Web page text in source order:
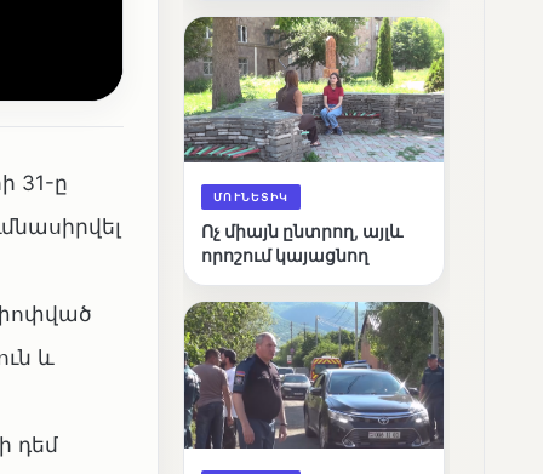
31-ը
և
դեմ
արդյունքները
ՄՈՒՆԵՏԻԿ
Ոչ միայն ընտրող, այլև
որոշում կայացնող